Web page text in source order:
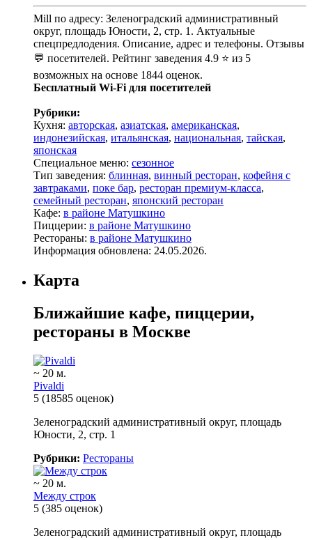
Mill по адресу: Зеленоградский административный
округ, площадь Юности, 2, стр. 1. Актуальные
спецпредлодения. Описание, адрес и телефоны. Отзывы
💬 посетителей. Рейтинг заведения 4.9 ⭐ из 5
возможных на основе 1844 оценок.
Бесплатный Wi-Fi для посетителей
Рубрики:
Кухня: авторская, азиатская, американская,
индонезийская, итальянская, национальная, тайская,
японская
Специальное меню: сезонное
Тип заведения: блинная, винный ресторан, кофейня с
завтраками, поке бар, ресторан премиум-класса,
семейный ресторан, японский ресторан
Кафе: в районе Матушкино
Пиццерии: в районе Матушкино
Рестораны: в районе Матушкино
Информация обновлена: 24.05.2026.
Карта
Ближайшие кафе, пиццерии,
рестораны в Москве
~ 20 м.
Pivaldi
5 (18585 оценок)
Зеленоградский административный округ, площадь
Юности, 2, стр. 1
Рубрики: Рестораны
~ 20 м.
Между строк
5 (385 оценок)
Зеленоградский административный округ, площадь